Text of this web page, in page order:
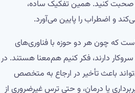
صحبت کنید. همین تفکیک ساده،
و اضطراب را پایین می‌آورد.
که چون هر دو حوزه با فناوری‌های
دارند، فکر کنیم هم‌معنا هستند. در
باعث تأخیر در ارجاع به متخصص
یا درمان، و حتی ترس غیرضروری از